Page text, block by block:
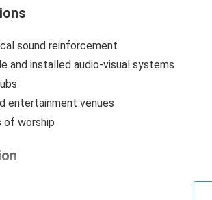
sound reinforcement
and installed audio-visual systems
entertainment venues
of worship
a “no compromises” design philosophy,